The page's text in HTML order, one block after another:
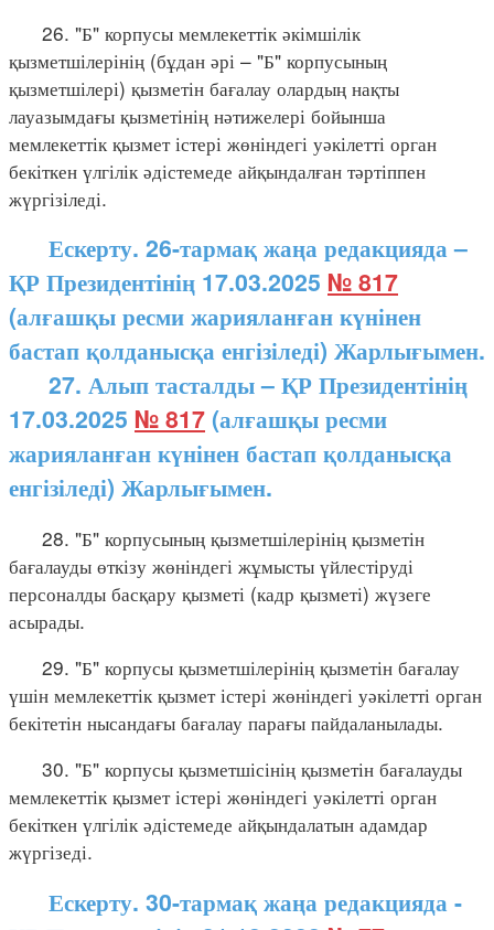
26. "Б" корпусы мемлекеттік әкімшілік
қызметшілерінің (бұдан әрі – "Б" корпусының
қызметшілері) қызметін бағалау олардың нақты
лауазымдағы қызметінің нәтижелері бойынша
мемлекеттік қызмет істері жөніндегі уәкілетті орган
бекіткен үлгілік әдістемеде айқындалған тәртіппен
жүргізіледі.
Ескерту. 26-тармақ жаңа редакцияда –
ҚР Президентінің 17.03.2025 № 817
(алғашқы ресми жарияланған күнінен
бастап қолданысқа енгізіледі) Жарлығымен.
27. Алып тасталды – ҚР Президентінің
17.03.2025 № 817 (алғашқы ресми
жарияланған күнінен бастап қолданысқа
енгізіледі) Жарлығымен.
28. "Б" корпусының қызметшілерінің қызметін
бағалауды өткізу жөніндегі жұмысты үйлестіруді
персоналды басқару қызметі (кадр қызметі) жүзеге
асырады.
29. "Б" корпусы қызметшілерінің қызметін бағалау
үшін мемлекеттік қызмет істері жөніндегі уәкілетті орган
бекітетін нысандағы бағалау парағы пайдаланылады.
30. "Б" корпусы қызметшісінің қызметін бағалауды
мемлекеттік қызмет істері жөніндегі уәкілетті орган
бекіткен үлгілік әдістемеде айқындалатын адамдар
жүргізеді.
Ескерту. 30-тармақ жаңа редакцияда -